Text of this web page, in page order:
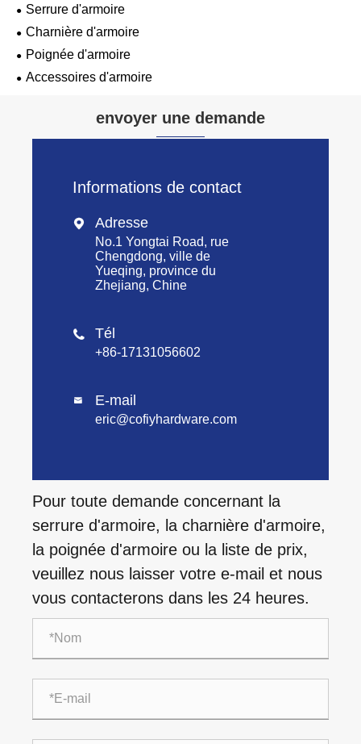
Serrure d'armoire
Charnière d'armoire
Poignée d'armoire
Accessoires d'armoire
envoyer une demande
Informations de contact
 Adresse
No.1 Yongtai Road, rue
Chengdong, ville de
Yueqing, province du
Zhejiang, Chine
 Tél
+86-17131056602
 E-mail
eric@cofiyhardware.com
Pour toute demande concernant la
serrure d'armoire, la charnière d'armoire,
la poignée d'armoire ou la liste de prix,
veuillez nous laisser votre e-mail et nous
vous contacterons dans les 24 heures.